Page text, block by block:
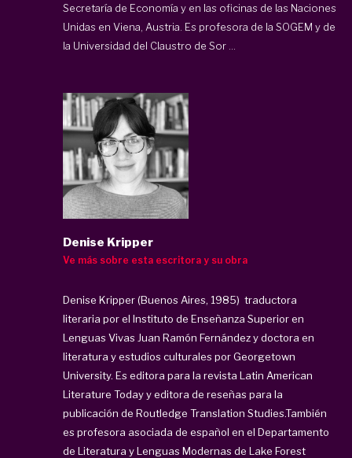
Secretaría de Economía y en las oficinas de las Naciones
Unidas en Viena, Austria. Es profesora de la SOGEM y de
la Universidad del Claustro de Sor ...
Denise Kripper
Ve más sobre esta escritora y su obra
Denise Kripper (Buenos Aires, 1985) traductora
literaria por el Instituto de Enseñanza Superior en
Lenguas Vivas Juan Ramón Fernández y doctora en
literatura y estudios culturales por Georgetown
University. Es editora para la revista Latin American
Literature Today y editora de reseñas para la
publicación de Routledge Translation Studies.También
es profesora asociada de español en el Departamento
de Literatura y Lenguas Modernas de Lake Forest